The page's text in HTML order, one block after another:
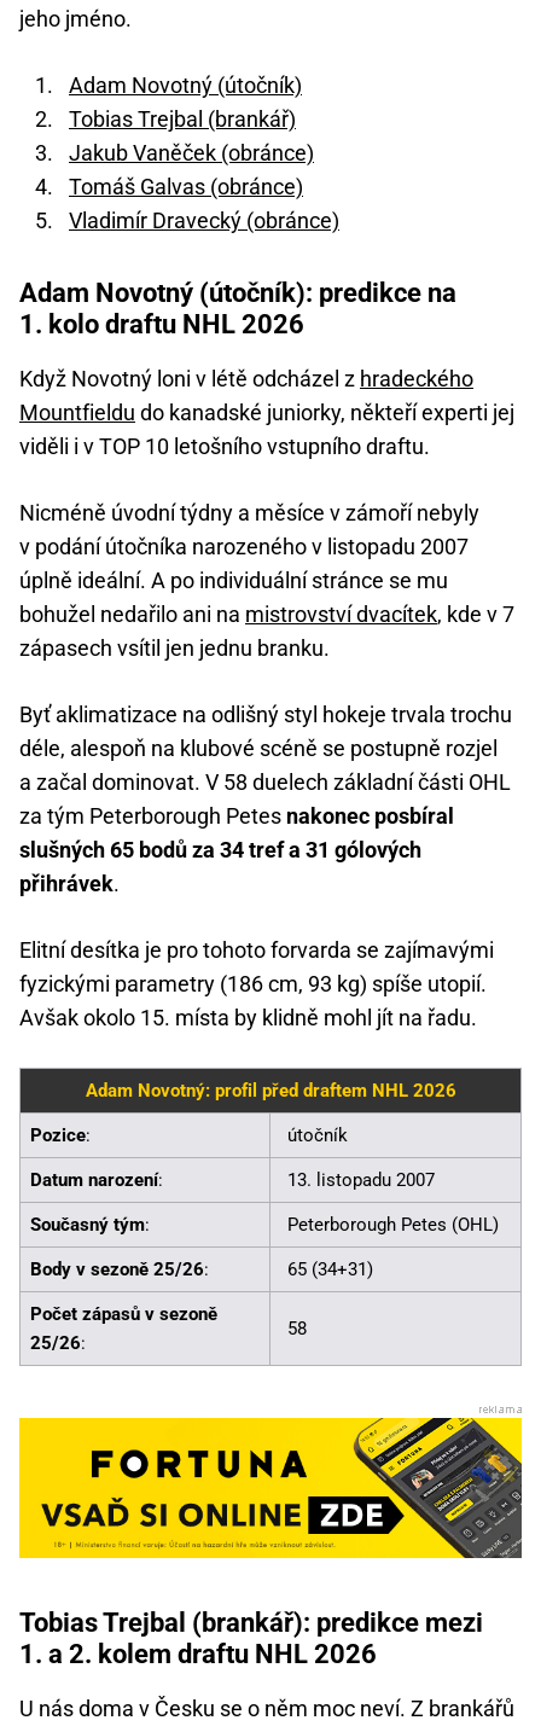
jeho jméno.
Adam Novotný (útočník)
Tobias Trejbal (brankář)
Jakub Vaněček (obránce)
Tomáš Galvas (obránce)
Vladimír Dravecký (obránce)
Adam Novotný (útočník): predikce na
1. kolo draftu NHL 2026
Když Novotný loni v létě odcházel z hradeckého
Mountfieldu do kanadské juniorky, někteří experti jej
viděli i v TOP 10 letošního vstupního draftu.
Nicméně úvodní týdny a měsíce v zámoří nebyly
v podání útočníka narozeného v listopadu 2007
úplně ideální. A po individuální stránce se mu
bohužel nedařilo ani na mistrovství dvacítek, kde v 7
zápasech vsítil jen jednu branku.
Byť aklimatizace na odlišný styl hokeje trvala trochu
déle, alespoň na klubové scéně se postupně rozjel
a začal dominovat. V 58 duelech základní části OHL
za tým Peterborough Petes nakonec posbíral
slušných 65 bodů za 34 tref a 31 gólových
přihrávek.
Elitní desítka je pro tohoto forvarda se zajímavými
fyzickými parametry (186 cm, 93 kg) spíše utopií.
Avšak okolo 15. místa by klidně mohl jít na řadu.
Adam Novotný: profil před draftem NHL 2026
Pozice: útočník
Datum narození: 13. listopadu 2007
Současný tým: Peterborough Petes (OHL)
Body v sezoně 25/26: 65 (34+31)
Počet zápasů v sezoně
25/26:
58
Tobias Trejbal (brankář): predikce mezi
1. a 2. kolem draftu NHL 2026
U nás doma v Česku se o něm moc neví. Z brankářů